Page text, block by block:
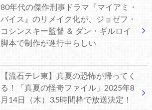
80年代の傑作刑事ドラマ『マイアミ・
バイス』のリメイク化が、ジョゼフ・
コシンスキー監督 ＆ ダン・ギルロイ
脚本で制作が進行中らしい
【流石テレ東】真夏の恐怖が帰ってく
る！「真夏の怪奇ファイル」2025年8
月14日（木）3.5時間枠で放送決定！